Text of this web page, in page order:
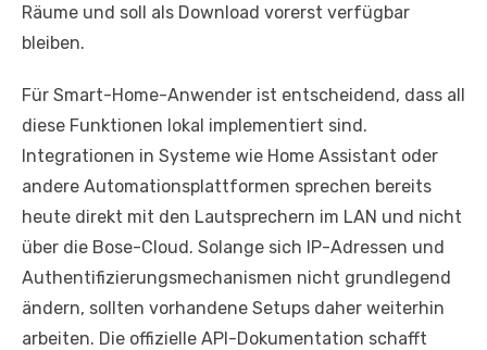
Räume und soll als Download vorerst verfügbar
bleiben.
Für Smart-Home-Anwender ist entscheidend, dass all
diese Funktionen lokal implementiert sind.
Integrationen in Systeme wie Home Assistant oder
andere Automationsplattformen sprechen bereits
heute direkt mit den Lautsprechern im LAN und nicht
über die Bose-Cloud. Solange sich IP-Adressen und
Authentifizierungsmechanismen nicht grundlegend
ändern, sollten vorhandene Setups daher weiterhin
arbeiten. Die offizielle API-Dokumentation schafft